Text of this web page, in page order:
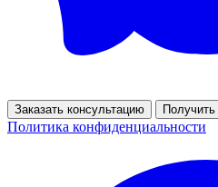
Заказать консультацию
Политика конфиденциальности